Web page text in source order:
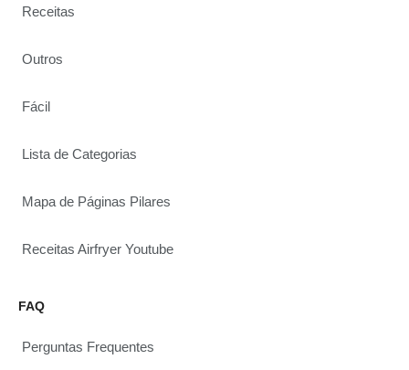
Receitas
Outros
Fácil
Lista de Categorias
Mapa de Páginas Pilares
Receitas Airfryer Youtube
FAQ
Perguntas Frequentes